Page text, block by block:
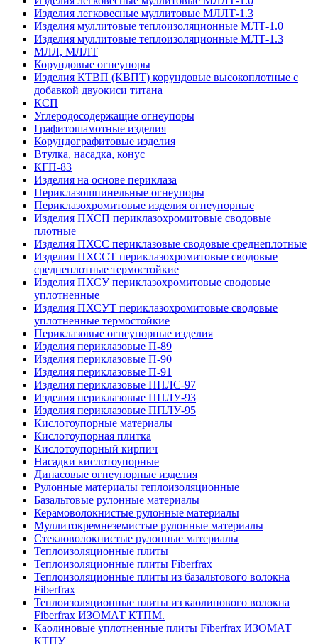
Изделия легковесные муллитовые МЛЛТ-1.3
Изделия муллитовые теплоизоляционные МЛТ-1.0
Изделия муллитовые теплоизоляционные МЛТ-1.3
МЛЛ, МЛЛТ
Корундовые огнеупоры
Изделия КТВП (КВПТ) корундовые высокоплотные с
добавкой двуокиси титана
КСП
Углеродо­содержащие огнеупоры
Графитошамотные изделия
Корундографитовые изделия
Втулка, насадка, конус
КГП-83
Изделия на основе периклаза
Периклазошпинельные огнеупоры
Периклазохромитовые изделия огнеупорные
Изделия ПХСП периклазохромитовые сводовые
плотные
Изделия ПХСС периклазовые сводовые среднеплотные
Изделия ПХССТ периклазохромитовые сводовые
среднеплотные термостойкие
Изделия ПХСУ периклазохромитовые сводовые
уплотненные
Изделия ПХСУТ периклазохромитовые сводовые
уплотненные термостойкие
Периклазовые огнеупорные изделия
Изделия периклазовые П-89
Изделия периклазовые П-90
Изделия периклазовые П-91
Изделия периклазовые ППЛС-97
Изделия периклазовые ППЛУ-93
Изделия периклазовые ППЛУ-95
Кислотоупорные материалы
Кислотоупорная плитка
Кислотоупорный кирпич
Насадки кислотоупорные
Динасовые огнеупорные изделия
Рулонные материалы теплоизоляционные
Базальтовые рулонные материалы
Керамоволокнистые рулонные материалы
Муллитокремнеземистые рулонные материалы
Стекловолокнистые рулонные материалы
Тепло­изоляционные плиты
Теплоизоляционные плиты Fiberfrax
Теплоизоляционные плиты из базальтового волокна
Fiberfrax
Теплоизоляционные плиты из каолинового волокна
Fiberfrax ИЗОМАТ КТПМ.
Каолиновые уплотненные плиты Fiberfrax ИЗОМАТ
КТПУ